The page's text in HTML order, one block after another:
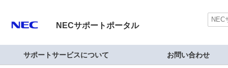
NECサポートポータル
サポートサービスについて お問い合わせ